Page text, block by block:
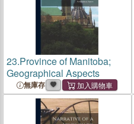
23.Province of Manitoba;
Geographical Aspects
無庫存